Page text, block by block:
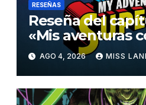
RESEÑAS
Reseña del
«Mis aventuras
Superman»
AGO 4, 2026 MISS